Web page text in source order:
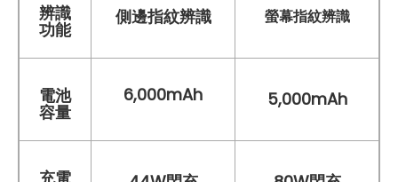
辨識
功能
側邊指紋辨識 螢幕指紋辨識
電池
容量
6,000mAh 5,000mAh